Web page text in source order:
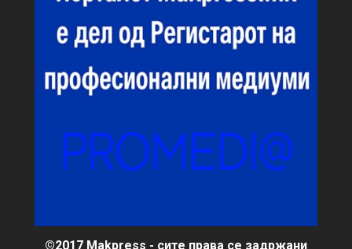
©2017 Makpress - сите права се задржани